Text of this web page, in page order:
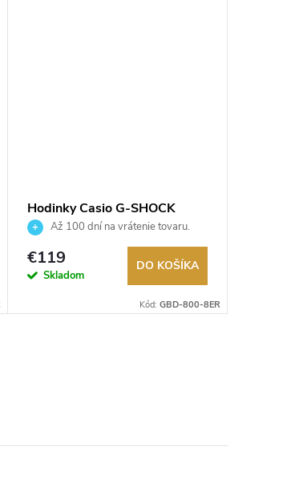
Hodinky Casio G-SHOCK
GBD-800-8ER
Až 100 dní na vrátenie tovaru.
Autorizovaný predajca.
€119
Skladom
DO KOŠÍKA
Kód: GBD-800-8ER